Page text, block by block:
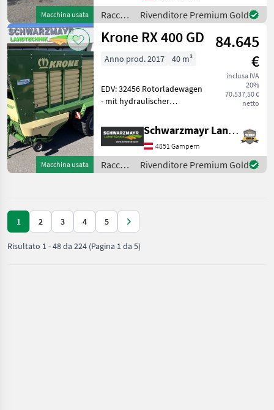
Macchina usata
lo standard DUIN (misura di
volume) - con
Raccolta
mangimi
/
Rivenditore Premium Gold
Macchina usata
Krone RX 400 GD
84.645
€
inclusa IVA
20%
70.537,50 €
netto
Anno prod. 2017 40 m³
EDV: 32456 Rotorladewagen
- mit hydraulischer
Rotorschneidwerk - mit
werkzeuglos
ausschwenkbare
Messerlade - mit 40m³ nach
DIN1174
Schwarzmayr Landtechnik GmbH - Gampern
4851 Gampern
Raccolta
mangimi
Rivenditore Premium Gold
1 2 3 4 5
Risultato 1-48da 224 (Pagina 1 da 5)